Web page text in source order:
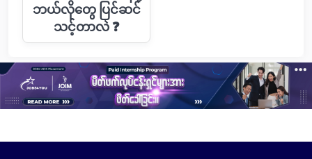
ဘယ်လိုတွေ ပြင်ဆင်
သင့်တာလဲ ❓